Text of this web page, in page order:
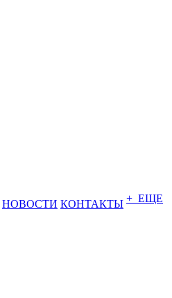
НОВОСТИ КОНТАКТЫ + ЕЩЕ